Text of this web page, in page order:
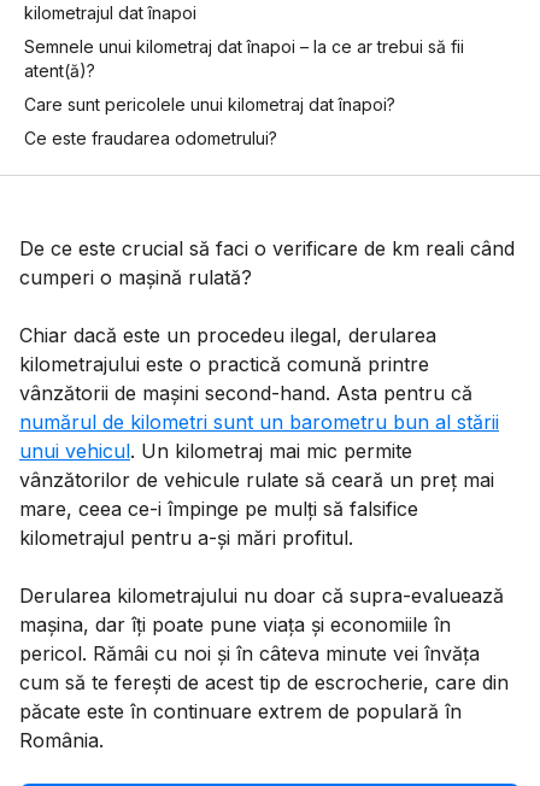
kilometrajul dat înapoi
Semnele unui kilometraj dat înapoi – la ce ar trebui să fii
atent(ă)?
Care sunt pericolele unui kilometraj dat înapoi?
Ce este fraudarea odometrului?
De ce este crucial să faci o verificare de km reali când
cumperi o mașină rulată?
Chiar dacă este un procedeu ilegal, derularea
kilometrajului este o practică comună printre
vânzătorii de mașini second-hand. Asta pentru că
numărul de kilometri sunt un barometru bun al stării
unui vehicul. Un kilometraj mai mic permite
vânzătorilor de vehicule rulate să ceară un preț mai
mare, ceea ce-i împinge pe mulți să falsifice
kilometrajul pentru a-și mări profitul.
Derularea kilometrajului nu doar că supra-evaluează
mașina, dar îți poate pune viața și economiile în
pericol. Rămâi cu noi și în câteva minute vei învăța
cum să te ferești de acest tip de escrocherie, care din
păcate este în continuare extrem de populară în
România.